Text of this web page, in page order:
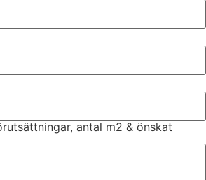
antal m2 & önskat